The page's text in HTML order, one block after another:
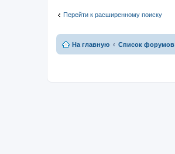
Перейти к расширенному поиску
На главную Список форумов